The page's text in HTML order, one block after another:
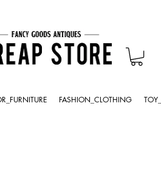
FASHION_CLOTHING